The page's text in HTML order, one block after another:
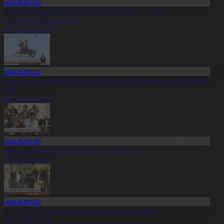
сарапшылар: Құрылтай сайлауы – саяси
жаңа кезеңі
20:12
Партиялар үгіт-насихат жұмыстарын жалғастырып
20:05
сайлауына дайындық пысықталды
20:02
да тамыз айында да аптап ыстық болады
20:00